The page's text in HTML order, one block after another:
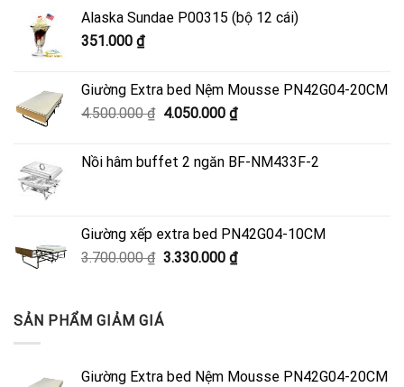
Alaska Sundae P00315 (bộ 12 cái)
351.000 ₫
Giường Extra bed Nệm Mousse PN42G04-20CM
4.500.000₫ Giá
4.500.000 ₫.
4.050.000 ₫Giá
là:
Nồi hâm buffet 2 ngăn BF-NM433F-2
Giường xếp extra bed PN42G04-10CM
3.700.000₫ Giá
3.700.000 ₫.
3.330.000 ₫Giá
SẢN PHẨM GIẢM GIÁ
Giường Extra bed Nệm Mousse PN42G04-20CM